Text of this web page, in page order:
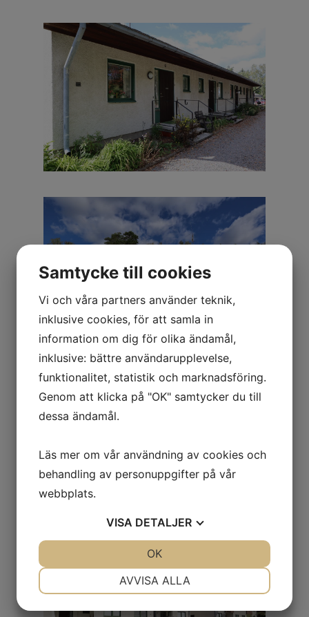
Samtycke till cookies
Vi och våra partners använder teknik,
inklusive cookies, för att samla in
information om dig för olika ändamål,
inklusive: bättre användarupplevelse,
funktionalitet, statistik och marknadsföring.
Genom att klicka på "OK" samtycker du till
dessa ändamål.
Läs mer om vår användning av cookies och
behandling av personuppgifter på vår
webbplats.
VISA DETALJER
AVVISA ALLA
OK